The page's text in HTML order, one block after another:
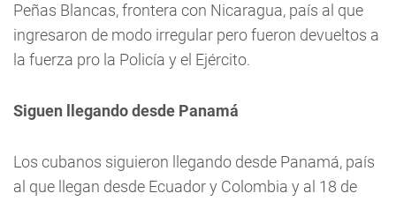
Peñas Blancas, frontera con Nicaragua, país al que
ingresaron de modo irregular pero fueron devueltos a
la fuerza pro la Policía y el Ejército.
Siguen llegando desde Panamá
Los cubanos siguieron llegando desde Panamá, país
al que llegan desde Ecuador y Colombia y al 18 de